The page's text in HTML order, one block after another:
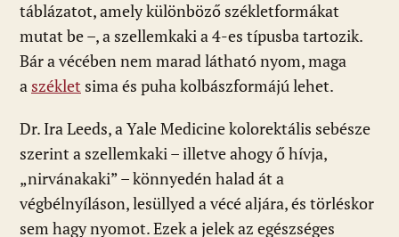
táblázatot, amely különböző székletformákat
mutat be –, a szellemkaki a 4-es típusba tartozik.
Bár a vécében nem marad látható nyom, maga
a széklet sima és puha kolbászformájú lehet.
Dr. Ira Leeds, a Yale Medicine kolorektális sebésze
szerint a szellemkaki – illetve ahogy ő hívja,
„nirvánakaki” – könnyedén halad át a
végbélnyíláson, lesüllyed a vécé aljára, és törléskor
sem hagy nyomot. Ezek a jelek az egészséges